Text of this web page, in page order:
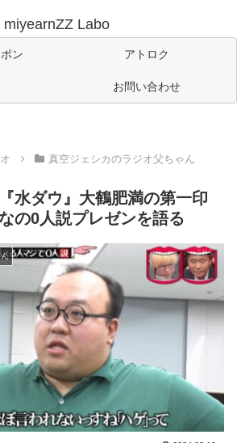
miyearnZZ Labo
ン アトロク
お問い合わせ
真空ジェシカのラジオ父ちゃん
水ダウ』大鶴肥満の第一印
の0人説プレゼンを語る